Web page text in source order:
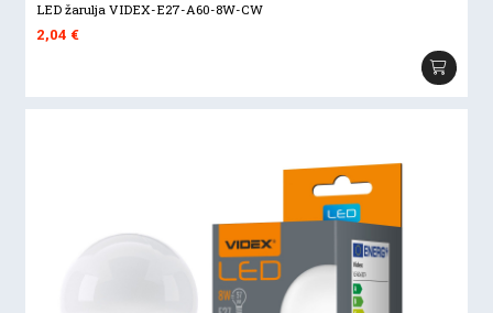
LED žarulja VIDEX-E27-A60-8W-CW
2,04€